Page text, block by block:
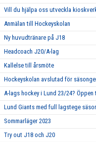
Vill du hjälpa oss utveckla
Anmälan till Hockeyskolan
Ny huvudtränare på J18
Headcoach J20/A-lag
Kallelse till årsmöte
Hockeyskolan avslutad för
A-lags hockey i Lund 23/24?
Lund Giants med full lagstege
Sommarläger 2023
Try out J18 och J20